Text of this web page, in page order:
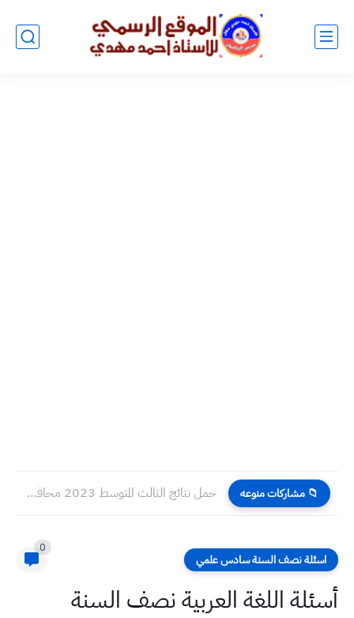
📁 مشاركات منوعه حمل نتائج الثالث المتوسط 2023 محافظة دهوك الدور الاول
اسئلة نصف السنة سادس علمي
0
أسئلة اللغة العربية نصف السنة